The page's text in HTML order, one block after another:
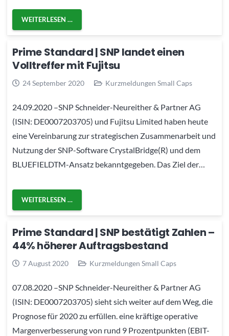
WEITERLESEN …
Prime Standard | SNP landet einen
Volltreffer mit Fujitsu
24 September 2020 Kurzmeldungen Small Caps
24.09.2020 –SNP Schneider-Neureither & Partner AG
(ISIN: DE0007203705) und Fujitsu Limited haben heute
eine Vereinbarung zur strategischen Zusammenarbeit und
Nutzung der SNP-Software CrystalBridge(R) und dem
BLUEFIELDTM-Ansatz bekanntgegeben. Das Ziel der…
WEITERLESEN …
Prime Standard | SNP bestätigt Zahlen –
44% höherer Auftragsbestand
7 August 2020 Kurzmeldungen Small Caps
07.08.2020 –SNP Schneider-Neureither & Partner AG
(ISIN: DE0007203705) sieht sich weiter auf dem Weg, die
Prognose für 2020 zu erfüllen. eine kräftige operative
Margenverbesserung von rund 9 Prozentpunkten (EBIT-